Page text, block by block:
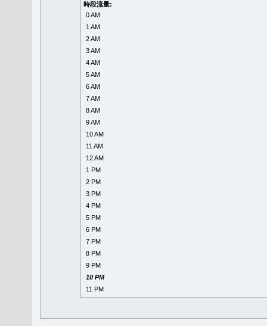
時段流量:
0 AM
1 AM
2 AM
3 AM
4 AM
5 AM
6 AM
7 AM
8 AM
9 AM
10 AM
11 AM
12 AM
1 PM
2 PM
3 PM
4 PM
5 PM
6 PM
7 PM
8 PM
9 PM
10 PM
11 PM